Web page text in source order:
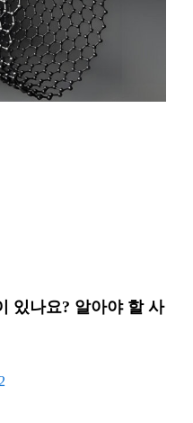
있나요? 알아야 할 사
2